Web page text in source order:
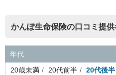
かんぽ生命保険の口コミ提供
年代
20歳未満
20代前半 20代後半